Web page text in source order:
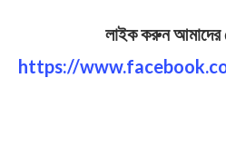
লাইক করুন
https://